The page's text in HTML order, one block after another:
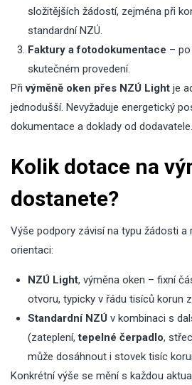
složitějších žádostí, zejména při
standardní NZÚ.
Faktury a fotodokumentace –
skutečném provedení.
Přivýměně oken přes NZÚ Light je
jednodušší. Nevyžaduje energetický
dokumentace a doklady od dodavatele.
Kolik dotace na
dostanete?
Výše podpory závisí na typu žádosti a
orientaci:
NZÚ Light, výměna oken – fixní
otvoru, typicky v řádu tisíců korun
Standardní NZÚ v kombinaci s
(zateplení,tepelné čerpadlo,
může dosáhnout i stovek tisíc
Konkrétní výše se mění s každou